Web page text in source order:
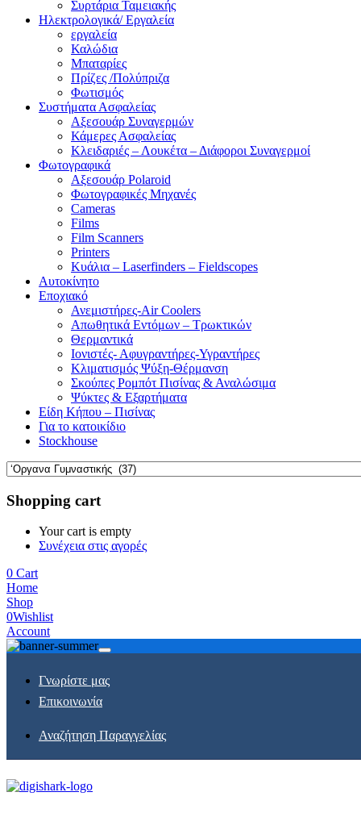
Συρτάρια Ταμειακής
Ηλεκτρολογικά/ Εργαλεία
εργαλεία
Καλώδια
Μπαταρίες
Πρίζες /Πολύπριζα
Φωτισμός
Συστήματα Ασφαλείας
Αξεσουάρ Συναγερμών
Κάμερες Ασφαλείας
Κλειδαριές – Λουκέτα – Διάφοροι Συναγερμοί
Φωτογραφικά
Αξεσουάρ Polaroid
Φωτογραφικές Μηχανές
Cameras
Films
Film Scanners
Printers
Κυάλια – Laserfinders – Fieldscopes
Αυτοκίνητο
Εποχιακό
Ανεμιστήρες-Air Coolers
Απωθητικά Εντόμων – Τρωκτικών
Θερμαντικά
Ιονιστές- Αφυγραντήρες-Υγραντήρες
Κλιματισμός Ψύξη-Θέρμανση
Σκούπες Ρομπότ Πισίνας & Αναλώσιμα
Ψύκτες & Εξαρτήματα
Είδη Κήπου – Πισίνας
Για το κατοικίδιο
Stockhouse
Shopping cart
Your cart is empty
Συνέχεια στις αγορές
0 Cart
Home
Shop
0Wishlist
Account
Γνωρίστε μας
Επικοινωνία
Αναζήτηση Παραγγελίας